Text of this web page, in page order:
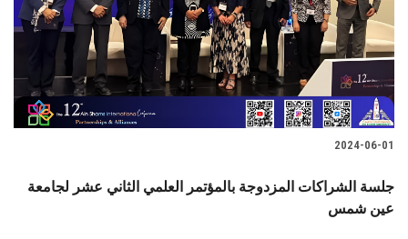
2024-06-01
جلسة الشراكات المزدوجة بالمؤتمر العلمي الثاني عشر لجامعة
عين شمس